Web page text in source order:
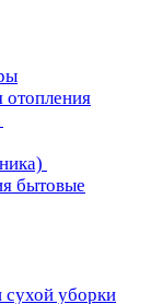
отопления
бытовые
уборки